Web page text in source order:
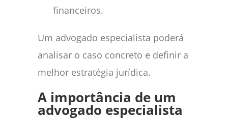
financeiros.
Um advogado especialista poderá
analisar o caso concreto e definir a
melhor estratégia jurídica.
A importância de um
advogado especialista